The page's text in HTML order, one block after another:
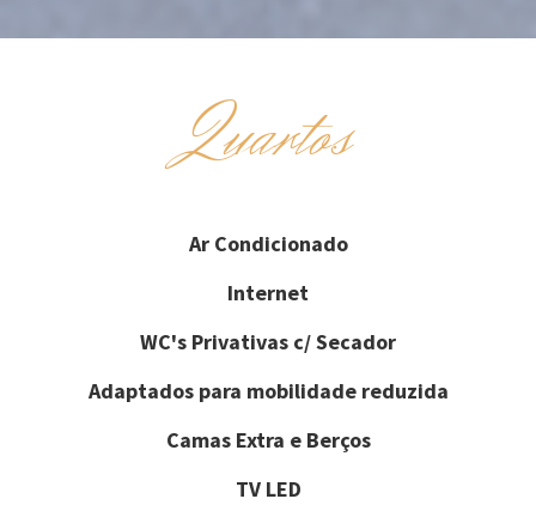
Quartos
Ar Condicionado
Internet
WC's Privativas c/ Secador
Adaptados para mobilidade reduzida
Camas Extra e Berços
TV LED